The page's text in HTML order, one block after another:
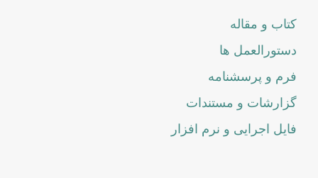
کتاب و مقاله
دستورالعمل ها
فرم و پرسشنامه
گزارشات و مستندات
فایل اجرایی و نرم افزار